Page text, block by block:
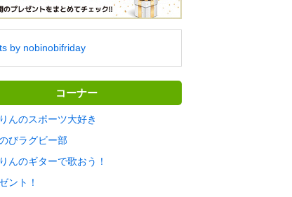
by nobinobifriday
コーナー
んのスポーツ大好き
びラグビー部
んのギターで歌おう！
ント！